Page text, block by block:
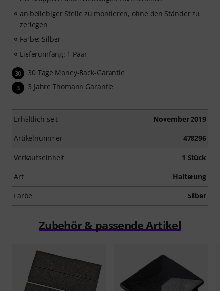
an beliebiger Stelle zu montieren, ohne den Ständer zu
zerlegen
Farbe: Silber
Lieferumfang: 1 Paar
30 30 Tage Money-Back-Garantie
3 3 Jahre Thomann Garantie
Erhältlich seit November 2019
Artikelnummer 478296
Verkaufseinheit 1 Stück
Art Halterung
Farbe Silber
Zubehör & passende Artikel